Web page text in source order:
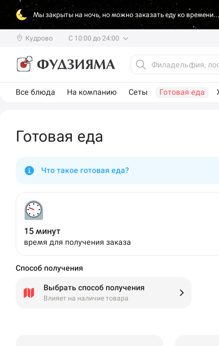
Мы закрыты на ночь, но можно заказать еду ко времени...
Кудрово С 10:00 до 24:00
Все блюда На компанию Сеты Готовая еда
Готовая еда
Что такое готовая еда?
15 минут
время для получения заказа
Способ получения
Выбрать способ получения
Влияет на наличие товара